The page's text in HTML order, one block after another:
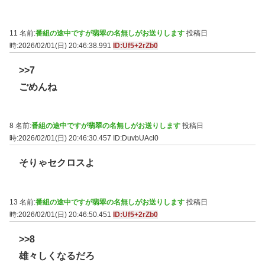
11 名前:番組の途中ですが翡翠の名無しがお送りします 投稿日
時:2026/02/01(日) 20:46:38.991 ID:Uf5+2rZb0
>>7
ごめんね
8 名前:番組の途中ですが翡翠の名無しがお送りします 投稿日
時:2026/02/01(日) 20:46:30.457
ID:DuvbUAcl0
そりゃセクロスよ
13 名前:番組の途中ですが翡翠の名無しがお送りします 投稿日
時:2026/02/01(日) 20:46:50.451
ID:Uf5+2rZb0
>>8
雄々しくなるだろ